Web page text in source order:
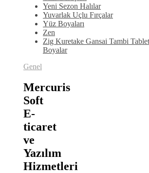
Yeni Sezon Halılar
Yuvarlak Uçlu Fırçalar
Yüz Boyaları
Zen
​Zig Kuretake Gansai Tambi
Boyalar
Genel
Mercuris
Soft
E-
ticaret
ve
Yazılım
Hizmetleri